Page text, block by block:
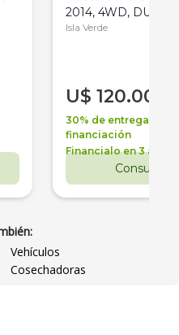
2014, 4WD, DUAL
Isla Verde
U$ 120.000
30% de entrega +
financiación
Financialo en 3 años
Consultar
Vehículos
Cosechadoras